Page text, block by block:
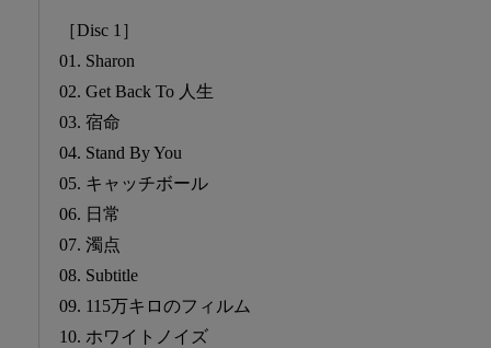
［Disc 1］
01. Sharon
02. Get Back To 人生
03. 宿命
04. Stand By You
05. キャッチボール
06. 日常
07. 濁点
08. Subtitle
09. 115万キロのフィルム
10. ホワイトノイズ